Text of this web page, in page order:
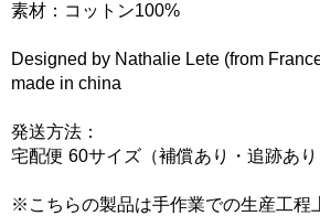
素材：コットン100%
Designed by Nathalie Lete (from
made in china
発送方法：
宅配便 60サイズ（補償あり・追跡あり
※こちらの製品は手作業での生産工程